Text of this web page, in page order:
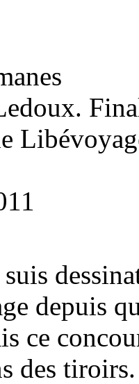
depuis
ce
des tiroirs.